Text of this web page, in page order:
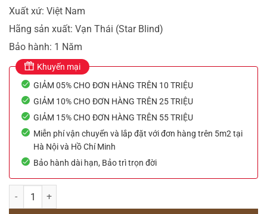
260.000₫.
230.000₫.
Xuất xứ: Việt Nam
Hãng sản xuất: Vạn Thái (Star Blind)
Bảo hành: 1 Năm
Khuyến mại
GIẢM 05% CHO ĐƠN HÀNG TRÊN 10 TRIỆU
GIẢM 10% CHO ĐƠN HÀNG TRÊN 25 TRIỆU
GIẢM 15% CHO ĐƠN HÀNG TRÊN 55 TRIỆU
Miễn phí vận chuyển và lắp đặt với đơn hàng trên 5m2 tại
Hà Nội và Hồ Chí Minh
Bảo hành dài hạn, Bảo trì trọn đời
Rèm sáo nhôm Vạn Thái mã ST26 số lượng